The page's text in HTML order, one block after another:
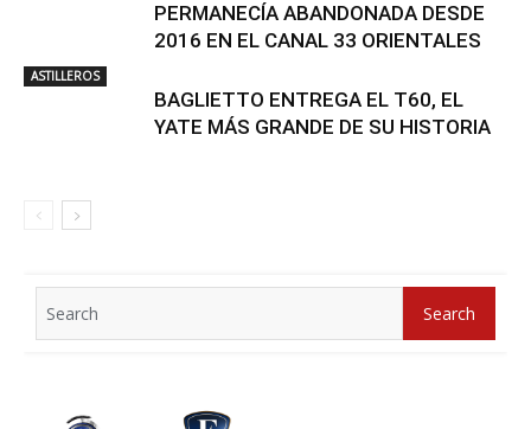
PERMANECÍA ABANDONADA DESDE
2016 EN EL CANAL 33 ORIENTALES
ASTILLEROS
BAGLIETTO ENTREGA EL T60, EL
YATE MÁS GRANDE DE SU HISTORIA
for:
Search